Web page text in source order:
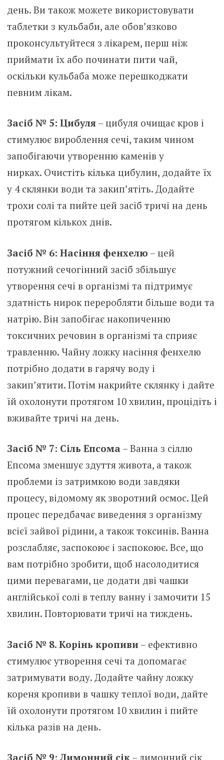
день. Ви також можете використовувати
таблетки з кульбаби, але обов’язково
проконсультуйтеся з лікарем, перш ніж
приймати їх або починати пити чай,
оскільки кульбаба може перешкоджати
певним лікам.
Засіб № 5: Цибуля– цибуля очищає кров і
стимулює вироблення сечі, таким чином
запобігаючи утворенню каменів у
нирках. Очистіть кілька цибулин, додайте їх
у 4 склянки води та закип’ятіть. Додайте
трохи солі та пийте цей засіб тричі на день
протягом кількох днів.
Засіб № 6: Насіння фенхелю – цей
потужний сечогінний засіб збільшує
утворення сечі в організмі та підтримує
здатність нирок переробляти більше води та
натрію. Він запобігає накопиченню
токсичних речовин в організмі та сприяє
травленню. Чайну ложку насіння фенхелю
потрібно додати в гарячу воду і
закип’ятити. Потім накрийте склянку і дайте
їй охолонути протягом 10 хвилин, процідіть і
вживайте тричі на день.
Засіб № 7: Сіль Епсома – Ванна з сіллю
Епсома зменшує здуття живота, а також
проблеми із затримкою води завдяки
процесу, відомому як зворотний осмос. Цей
процес передбачає виведення з організму
всієї зайвої рідини, а також токсинів. Ванна
розслабляє, заспокоює і заспокоює. Все, що
вам потрібно зробити, щоб насолодитися
цими перевагами, це додати дві чашки
англійської солі в теплу ванну і замочити 15
хвилин. Повторювати тричі на тиждень.
Засіб № 8. Корінь кропиви– ефективно
стимулює утворення сечі та допомагає
затримувати воду. Додайте чайну ложку
кореня кропиви в чашку теплої води, дайте
їй охолонути протягом 10 хвилин і пийте
кілька разів на день.
Засіб № 9: Лимонний сік– лимонний сік